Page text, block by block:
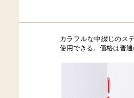
カラフルな中綴じのス
使用できる。価格は普